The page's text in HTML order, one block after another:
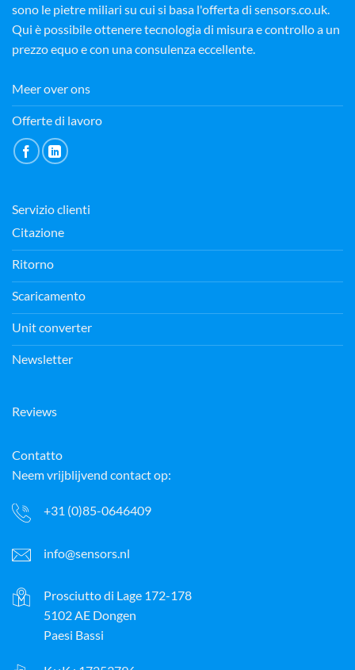
sono le pietre miliari su cui si basa l'offerta di sensors.co.uk.
Qui è possibile ottenere tecnologia di misura e controllo a un
prezzo equo e con una consulenza eccellente.
Meer over ons
Offerte di lavoro
Servizio clienti
Citazione
Ritorno
Scaricamento
Unit converter
Newsletter
Reviews
Contatto
Neem vrijblijvend contact op:
+31 (0)85-0646409
info@sensors.nl
Prosciutto di Lage 172-178
5102 AE Dongen
Paesi Bassi